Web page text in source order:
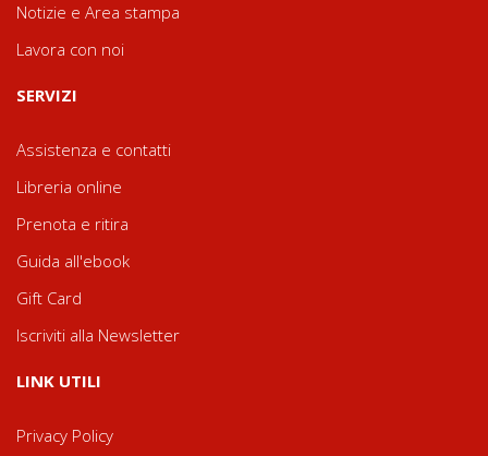
Notizie e Area stampa
Lavora con noi
SERVIZI
Assistenza e contatti
Libreria online
Prenota e ritira
Guida all'ebook
Gift Card
Iscriviti alla Newsletter
LINK UTILI
Privacy Policy